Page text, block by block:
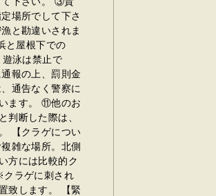
場所でして下さ
と勘違いされま
と屋根下での
泳は禁止で
報の上、罰則金
通告なく警察に
ます。 ⑪他のお
判断した際は、
【クラゲについ
雑な場所。北側
方には比較的ク
クラゲに刺され
致します。 【緊